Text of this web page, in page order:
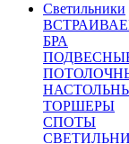
Светильники
БРА
ТОРШЕРЫ
СПОТЫ